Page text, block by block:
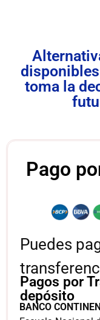
toma la
Pago
Puedes
BANCO
Pagos por
depósito